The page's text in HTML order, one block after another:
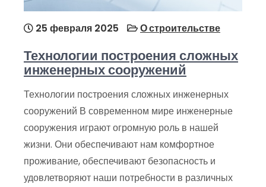
25 февраля 2025 О строительстве
Технологии построения сложных
инженерных сооружений
Технологии построения сложных инженерных
сооружений В современном мире инженерные
сооружения играют огромную роль в нашей
жизни. Они обеспечивают нам комфортное
проживание, обеспечивают безопасность и
удовлетворяют наши потребности в различных